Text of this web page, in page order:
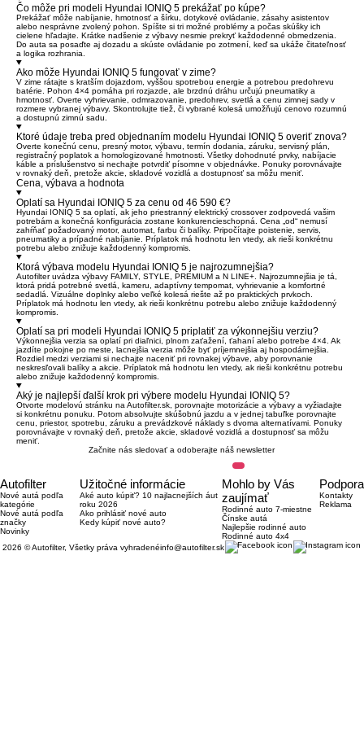
Čo môže pri modeli Hyundai IONIQ 5 prekážať po kúpe?
Prekážať môže nabíjanie, hmotnosť a šírku, dotykové ovládanie, zásahy asistentov
alebo nesprávne zvolený pohon. Spíšte si tri možné problémy a počas skúšky ich
cielene hľadajte. Krátke nadšenie z výbavy nesmie prekryť každodenné obmedzenia.
Do auta sa posaďte aj dozadu a skúste ovládanie po zotmení, keď sa ukáže čitateľnosť
a logika rozhrania.
Ako môže Hyundai IONIQ 5 fungovať v zime?
V zime rátajte s kratším dojazdom, vyššou spotrebou energie a potrebou predohrevu
batérie. Pohon 4×4 pomáha pri rozjazde, ale brzdnú dráhu určujú pneumatiky a
hmotnosť. Overte vyhrievanie, odmrazovanie, predohrev, svetlá a cenu zimnej sady v
rozmere vybranej výbavy. Skontrolujte tiež, či vybrané kolesá umožňujú cenovo rozumnú
a dostupnú zimnú sadu.
Ktoré údaje treba pred objednaním modelu Hyundai IONIQ 5 overiť znova?
Overte konečnú cenu, presný motor, výbavu, termín dodania, záruku, servisný plán,
registračný poplatok a homologizované hmotnosti. Všetky dohodnuté prvky, nabíjacie
káble a príslušenstvo si nechajte potvrdiť písomne v objednávke. Ponuky porovnávajte
v rovnaký deň, pretože akcie, skladové vozidlá a dostupnosť sa môžu meniť.
Cena, výbava a hodnota
Oplatí sa Hyundai IONIQ 5 za cenu od 46 590 €?
Hyundai IONIQ 5 sa oplatí, ak jeho priestranný elektrický crossover zodpovedá vašim
potrebám a konečná konfigurácia zostane konkurencieschopná. Cena „od“ nemusí
zahŕňať požadovaný motor, automat, farbu či balíky. Pripočítajte poistenie, servis,
pneumatiky a prípadné nabíjanie. Príplatok má hodnotu len vtedy, ak rieši konkrétnu
potrebu alebo znižuje každodenný kompromis.
Ktorá výbava modelu Hyundai IONIQ 5 je najrozumnejšia?
Autofilter uvádza výbavy FAMILY, STYLE, PREMIUM a N LINE+. Najrozumnejšia je tá,
ktorá pridá potrebné svetlá, kameru, adaptívny tempomat, vyhrievanie a komfortné
sedadlá. Vizuálne doplnky alebo veľké kolesá riešte až po praktických prvkoch.
Príplatok má hodnotu len vtedy, ak rieši konkrétnu potrebu alebo znižuje každodenný
kompromis.
Oplatí sa pri modeli Hyundai IONIQ 5 priplatiť za výkonnejšiu verziu?
Výkonnejšia verzia sa oplatí pri diaľnici, plnom zaťažení, ťahaní alebo potrebe 4×4. Ak
jazdíte pokojne po meste, lacnejšia verzia môže byť príjemnejšia aj hospodárnejšia.
Rozdiel medzi verziami si nechajte naceniť pri rovnakej výbave, aby porovnanie
neskresľovali balíky a akcie. Príplatok má hodnotu len vtedy, ak rieši konkrétnu potrebu
alebo znižuje každodenný kompromis.
Aký je najlepší ďalší krok pri výbere modelu Hyundai IONIQ 5?
Otvorte modelovú stránku na Autofilter.sk, porovnajte motorizácie a výbavy a vyžiadajte
si konkrétnu ponuku. Potom absolvujte skúšobnú jazdu a v jednej tabuľke porovnajte
cenu, priestor, spotrebu, záruku a prevádzkové náklady s dvoma alternatívami. Ponuky
porovnávajte v rovnaký deň, pretože akcie, skladové vozidlá a dostupnosť sa môžu
meniť.
Začnite nás sledovať a odoberajte náš newsletter
Autofilter
Nové autá podľa
kategórie
Nové autá podľa
značky
Novinky
Užitočné informácie
Aké auto kúpiť? 10 najlacnejších áut
roku 2026
Ako prihlásiť nové auto
Kedy kúpiť nové auto?
Mohlo by Vás
zaujímať
Rodinné auto 7-miestne
Čínske autá
Najlepšie rodinné auto
Rodinné auto 4x4
Podpora
Kontakty
Reklama
2026 © Autofilter, Všetky práva vyhradenéinfo@autofilter.sk